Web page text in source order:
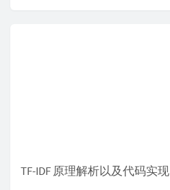
TF-IDF 原理解析以及代码实现